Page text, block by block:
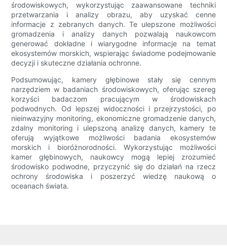
środowiskowych, wykorzystując zaawansowane techniki
przetwarzania i analizy obrazu, aby uzyskać cenne
informacje z zebranych danych. Te ulepszone możliwości
gromadzenia i analizy danych pozwalają naukowcom
generować dokładne i wiarygodne informacje na temat
ekosystemów morskich, wspierając świadome podejmowanie
decyzji i skuteczne działania ochronne.
Podsumowując, kamery głębinowe stały się cennym
narzędziem w badaniach środowiskowych, oferując szereg
korzyści badaczom pracującym w środowiskach
podwodnych. Od lepszej widoczności i przejrzystości, po
nieinwazyjny monitoring, ekonomiczne gromadzenie danych,
zdalny monitoring i ulepszoną analizę danych, kamery te
oferują wyjątkowe możliwości badania ekosystemów
morskich i bioróżnorodności. Wykorzystując możliwości
kamer głębinowych, naukowcy mogą lepiej zrozumieć
środowisko podwodne, przyczynić się do działań na rzecz
ochrony środowiska i poszerzyć wiedzę naukową o
oceanach świata.